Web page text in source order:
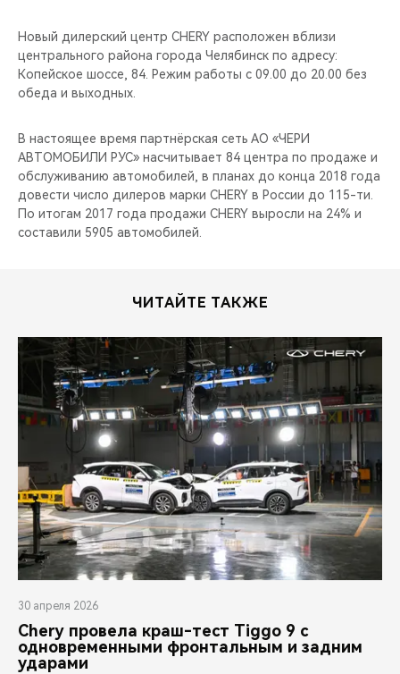
Новый дилерский центр CHERY расположен вблизи
центрального района города Челябинск по адресу:
Копейское шоссе, 84. Режим работы с 09.00 до 20.00 без
обеда и выходных.
В настоящее время партнёрская сеть АО «ЧЕРИ
АВТОМОБИЛИ РУС» насчитывает 84 центра по продаже и
обслуживанию автомобилей, в планах до конца 2018 года
довести число дилеров марки CHERY в России до 115-ти.
По итогам 2017 года продажи CHERY выросли на 24% и
составили 5905 автомобилей.
ЧИТАЙТЕ ТАКЖЕ
30 апреля 2026
Chery провела краш-тест Tiggo 9 с
одновременными фронтальным и задним
ударами